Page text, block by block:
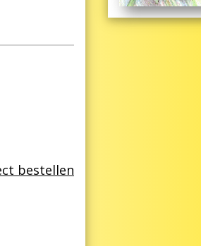
bestellen